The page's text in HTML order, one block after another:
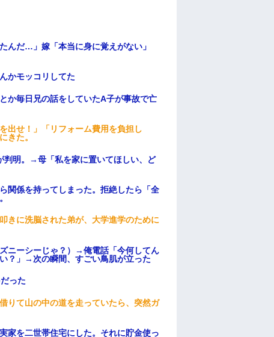
んだ…」嫁「本当に身に覚えがない」
かモッコリしてた
か毎日兄の話をしていたA子が事故で亡
出せ！」「リフォーム費用を負担し
きた。
判明。→母「私を家に置いてほしい、ど
関係を持ってしまった。拒絶したら「全
きに洗脳された弟が、大学進学のために
ニーシーじゃ？）→俺電話「今何してん
？」→次の瞬間、すごい鳥肌が立った
った
りて山の中の道を走っていたら、突然ガ
家を二世帯住宅にした。それに貯金使っ